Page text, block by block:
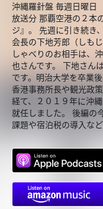
沖縄羅針盤 毎週日曜
放送分 那覇空港の２本
ジ』。 先週に引き続き
会長の下地芳郎（しも
しゃべりのお相手は、
也さんです。 下地さん
です。明治大学を卒業
香港事務所長や観光政
経て、２０１９年に沖
就任しました。 後編の
課題や宿泊税の導入な